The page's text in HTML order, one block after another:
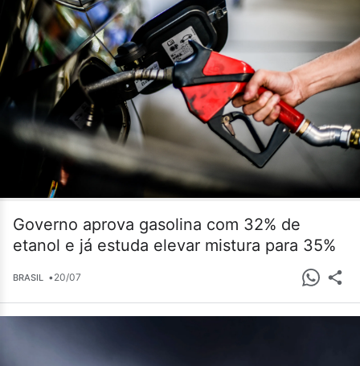
Governo aprova gasolina com 32% de
etanol e já estuda elevar mistura para 35%
BRASIL •20/07